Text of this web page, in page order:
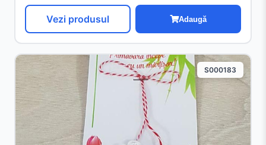
Vezi produsul Adaugă
S000183